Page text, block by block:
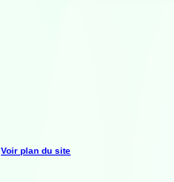
Voir plan du site